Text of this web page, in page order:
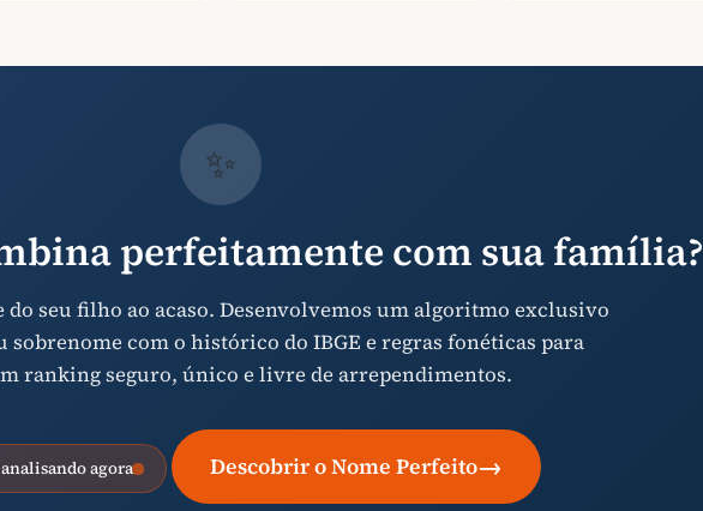
✨
perfeitamente com sua família?
do seu filho ao acaso. Desenvolvemos um algoritmo exclusivo
sobrenome com o histórico do IBGE e regras fonéticas para
ranking seguro, único e livre de arrependimentos.
agora Descobrir o Nome Perfeito→